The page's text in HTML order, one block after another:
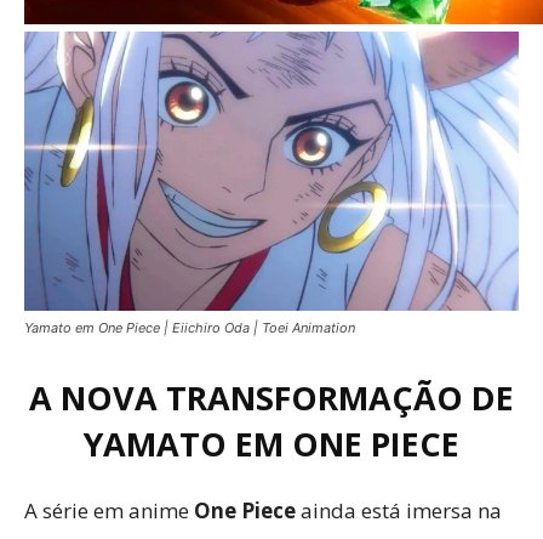
Yamato em One Piece | Eiichiro Oda | Toei Animation
A NOVA TRANSFORMAÇÃO DE
YAMATO EM ONE PIECE
A série em anime One Pieceainda está imersa na